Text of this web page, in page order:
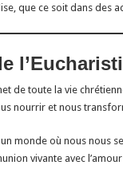
que ce soit dans des
de toute la vie
nourrir et nous
monde où nous nous
vivante avec